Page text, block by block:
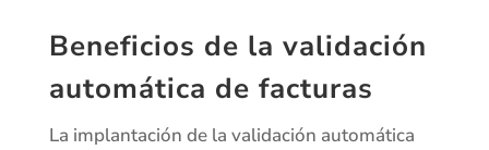
Beneficios de la validación
automática de facturas
La implantación de la validación automática